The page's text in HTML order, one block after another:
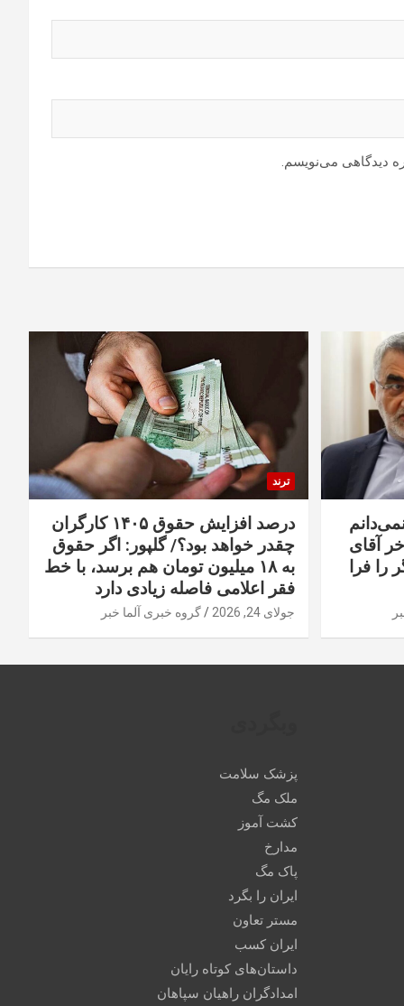
دیدگاهی می‌نویسم.
آقای
فرا
ترند
درصد افزایش حقوق ۱۴۰۵ کارگران
چقدر خواهد بود؟/ گلپور: اگر حقوق
به ۱۸ میلیون تومان هم برسد، با خط
فقر اعلامی فاصله زیادی دارد
جولای 24, 2026 گروه خبری آلما خبر
پزشک سلامت
ملک مگ
کشت آموز
مدارخ
پاک مگ
ایران را بگرد
مستر تعاون
ایران کسب
داستان‌های کوتاه رایان
امدادگران راهیان سپاهان